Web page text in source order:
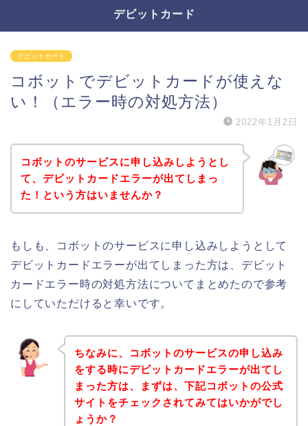
デビットカード
デビットカード
コボットでデビットカードが使えな
い！（エラー時の対処方法）
2022年1月2日
コボットのサービスに申し込みしようとし
て、デビットカードエラーが出てしまっ
た！という方はいませんか？
もしも、コボットのサービスに申し込みしようとして
デビットカードエラーが出てしまった方は、デビット
カードエラー時の対処方法についてまとめたので参考
にしていただけると幸いです。
ちなみに、コボットのサービスの申し込み
をする時にデビットカードエラーが出てし
まった方は、まずは、下記コボットの公式
サイトをチェックされてみてはいかがでし
ょうか？